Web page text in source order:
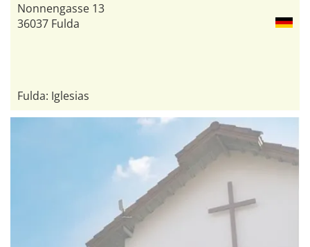
Nonnengasse 13
36037 Fulda
Fulda: Iglesias